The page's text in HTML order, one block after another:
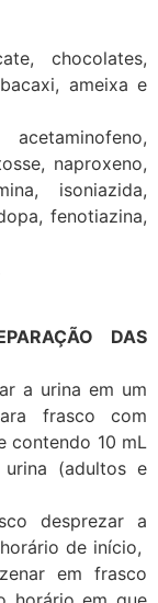
chocolates,
ameixa e
naproxeno,
isoniazida,
fenotiazina,
DAS
a urina em um
frasco com
contendo 10 mL
(adultos e
desprezar a
de início,
em frasco